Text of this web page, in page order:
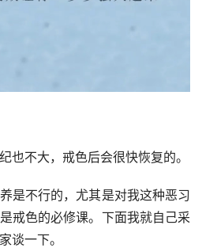
也不大，戒色后会很快恢复的。
是不行的，尤其是对我这种恶习
戒色的必修课。下面我就自己采
谈一下。